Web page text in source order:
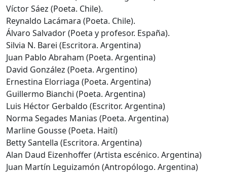
Víctor Sáez (Poeta. Chile).
Reynaldo Lacámara (Poeta. Chile).
Álvaro Salvador (Poeta y profesor. España).
Silvia N. Barei (Escritora. Argentina)
Juan Pablo Abraham (Poeta. Argentina)
David González (Poeta. Argentino)
Ernestina Elorriaga (Poeta. Argentina)
Guillermo Bianchi (Poeta. Argentina)
Luis Héctor Gerbaldo (Escritor. Argentina)
Norma Segades Manias (Poeta. Argentina)
Marline Gousse (Poeta. Haití)
Betty Santella (Escritora. Argentina)
Alan Daud Eizenhoffer (Artista escénico. Argentina)
Juan Martín Leguizamón (Antropólogo. Argentina)